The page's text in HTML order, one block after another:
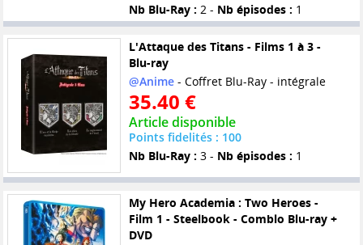
Nb Blu-Ray : 2 - Nb épisodes : 1
L'Attaque des Titans - Films 1 à 3 -
Blu-ray
@Anime- Coffret Blu-Ray - intégrale
35.40 €
Article disponible
Points fidelités : 100
Nb Blu-Ray : 3 - Nb épisodes : 1
My Hero Academia : Two Heroes -
Film 1 - Steelbook - Comblo Blu-ray +
DVD